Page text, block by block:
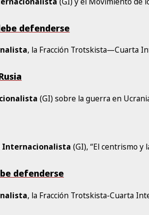
defenderse
, la Fracción Trotskista—Cuarta
(GI) sobre la guerra en
Internacionalista (GI), “El centrismo y
defenderse
, la Fracción Trotskista-Cuarta